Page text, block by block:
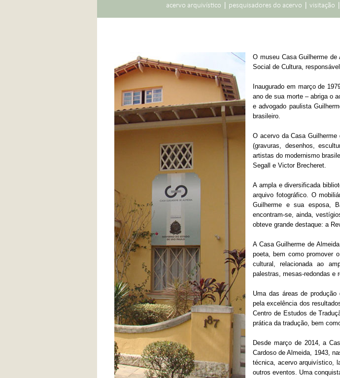
acervo arquivístico
pesquisadores do acervo visitação
O museu Casa Guilherme
Social de Cultura,
Inaugurado em março de
ano de sua morte – abriga o
e advogado paulista
brasileiro.
O acervo da Casa
(gravuras, desenhos,
artistas do modernismo
Segall e Victor Brecheret.
A ampla e diversificada
arquivo fotográfico. O
Guilherme e sua esposa,
encontram-se, ainda,
obteve grande destaque: a
A Casa Guilherme de
poeta, bem como promover
cultural, relacionada ao
palestras, mesas-redondas e
Uma das áreas de
pela excelência dos
Centro de Estudos de
prática da tradução, bem
Desde março de 2014, a
Cardoso de Almeida, 1943,
técnica, acervo arquivístico,
outros eventos. Uma